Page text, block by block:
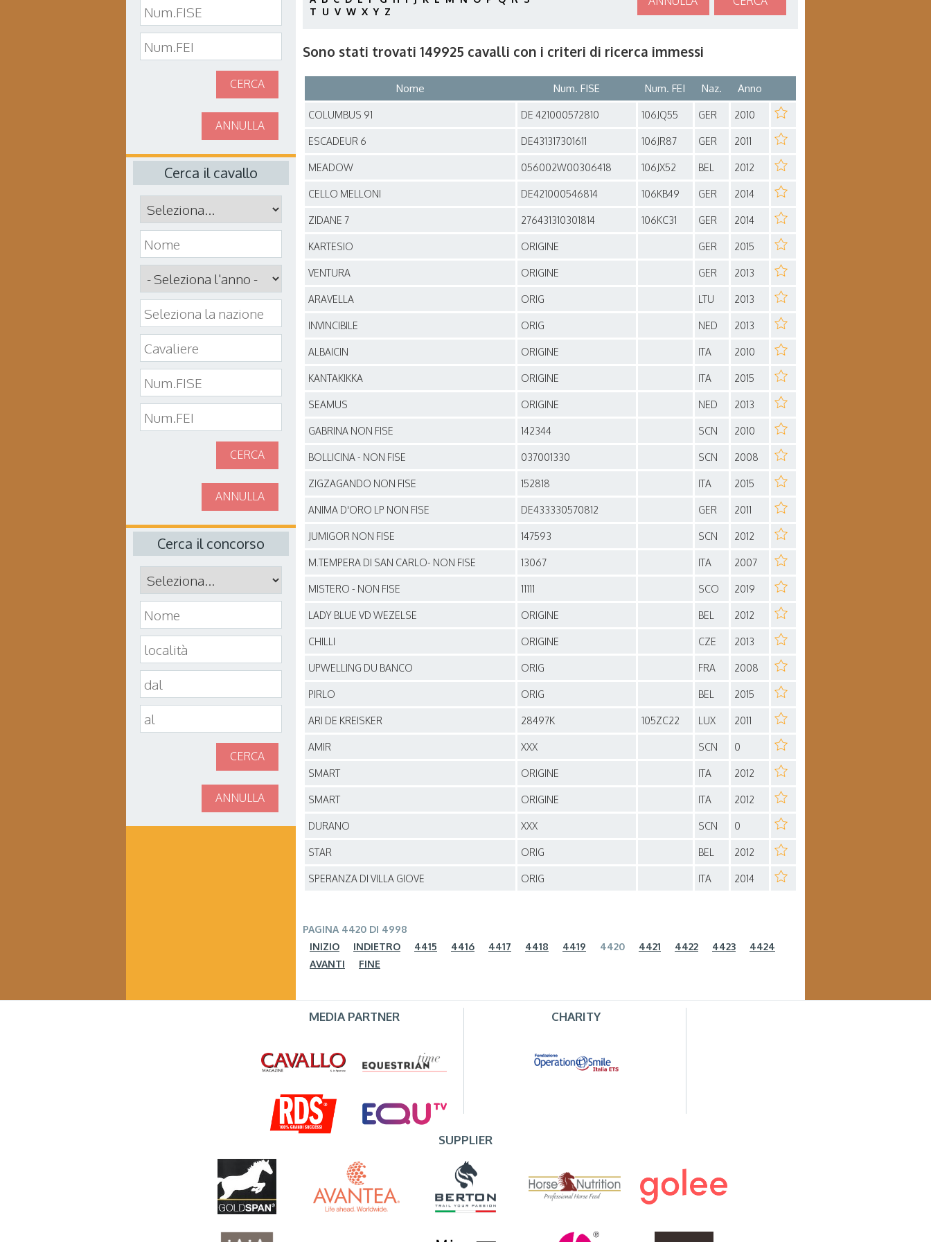
CERCA
ANNULLA
Cerca il cavallo
CERCA
ANNULLA
Cerca il concorso
CERCA
ANNULLA
T U V W X Y Z
Sono stati trovati 149925 cavalli con i criteri di ricerca immessi
Nome Num. FISE Num. FEI Naz. Anno
COLUMBUS 91 DE 421000572810 106JQ55 GER 2010
ESCADEUR 6 DE431317301611 106JR87 GER 2011
MEADOW 056002W00306418 106JX52 BEL 2012
CELLO MELLONI DE421000546814 106KB49 GER 2014
ZIDANE 7 276431310301814 106KC31 GER 2014
KARTESIO ORIGINE GER 2015
VENTURA ORIGINE GER 2013
ARAVELLA ORIG LTU 2013
INVINCIBILE ORIG NED 2013
ALBAICIN ORIGINE ITA 2010
KANTAKIKKA ORIGINE ITA 2015
SEAMUS ORIGINE NED 2013
GABRINA NON FISE 142344 SCN 2010
BOLLICINA - NON FISE 037001330 SCN 2008
ZIGZAGANDO NON FISE 152818 ITA 2015
ANIMA D'ORO LP NON FISE DE433330570812 GER 2011
JUMIGOR NON FISE 147593 SCN 2012
M.TEMPERA DI SAN CARLO- NON FISE 13067 ITA 2007
MISTERO - NON FISE 11111 SCO 2019
LADY BLUE VD WEZELSE ORIGINE BEL 2012
CHILLI ORIGINE CZE 2013
UPWELLING DU BANCO ORIG FRA 2008
PIRLO ORIG BEL 2015
ARI DE KREISKER 28497K 105ZC22 LUX 2011
AMIR XXX SCN 0
SMART ORIGINE ITA 2012
SMART ORIGINE ITA 2012
DURANO XXX SCN 0
STAR ORIG BEL 2012
SPERANZA DI VILLA GIOVE ORIG ITA 2014
PAGINA 4420 DI 4998
INIZIO
INDIETRO 4415 4416 4417 4418 4419 4420 4421 4422 4423
4424
AVANTI
FINE
MEDIA PARTNER CHARITY
SUPPLIER